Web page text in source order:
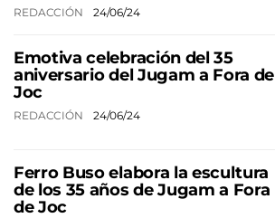
REDACCIÓN 24/06/24
Emotiva celebración del 35
aniversario del Jugam a Fora de
Joc
REDACCIÓN 24/06/24
Ferro Buso elabora la escultura
de los 35 años de Jugam a Fora
de Joc